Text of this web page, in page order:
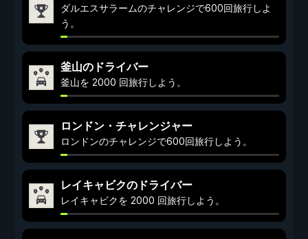
ダルエスサラームのチャレンジで600回旅行しよ
う。
釜山のドライバー
釜山を 2000 回旅行しよう。
ロンドン・チャレンジャー
ロンドンのチャレンジで600回旅行しよう。
レイキャビクのドライバー
レイキャビクを 2000 回旅行しよう。